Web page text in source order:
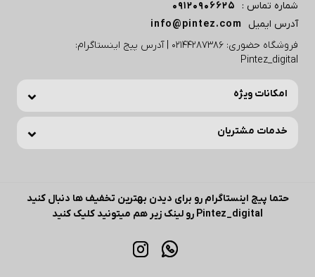
شماره تماس :
09120906625
آدرس ایمیل
info@pintez.com
فروشگاه حضوری: 02144287386 | آدرس پیج اینستاگرام:
Pintez_digital
امکانات ویژه
خدمات مشتریان
حتما پیج اینستاگرام رو برای دیدن بهترین تخفیف ها دنبال کنید
Pintez_digital رو لینک زیر هم میتونید کلیک کنید